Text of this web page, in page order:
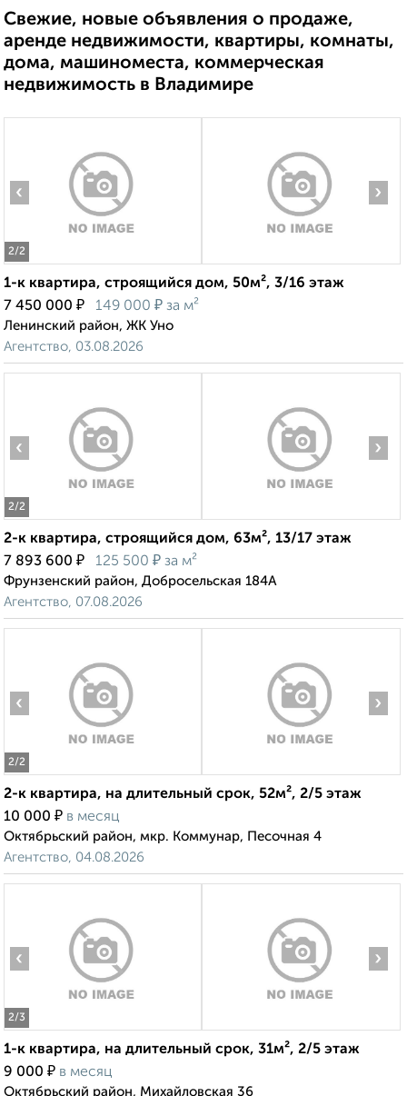
Свежие, новые объявления о продаже,
аренде недвижимости, квартиры, комнаты,
дома, машиноместа, коммерческая
недвижимость в Владимире
2/2
‹ ›
1-к квартира, строящийся дом, 50м², 3/16 этаж
7 450 000 ₽ 149 000 ₽ за м²
Ленинский район, ЖК Уно
Агентство, 03.08.2026
2/2
‹ ›
2-к квартира, строящийся дом, 63м², 13/17 этаж
7 893 600 ₽ 125 500 ₽ за м²
Фрунзенский район, Добросельская 184А
Агентство, 07.08.2026
2/2
‹ ›
2-к квартира, на длительный срок, 52м², 2/5 этаж
10 000 ₽ в месяц
Октябрьский район, мкр. Коммунар, Песочная 4
Агентство, 04.08.2026
2/3
‹ ›
1-к квартира, на длительный срок, 31м², 2/5 этаж
9 000 ₽ в месяц
Октябрьский район, Михайловская 36